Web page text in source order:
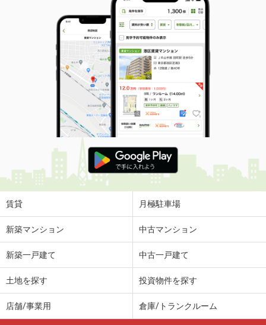
賃貸 月極駐車場
新築マンション 中古マンション
新築一戸建て 中古一戸建て
土地を探す 投資物件を探す
店舗/事業用 倉庫/トランクルーム